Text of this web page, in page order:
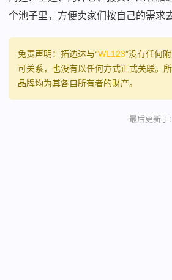
个池子里，方便卖家们按自己的需求
免责声明：拓边达与“WL123”没有任何
可关系，也没有以任何方式正式关联。
品牌均为其各自所有者的财产。
最后更新于